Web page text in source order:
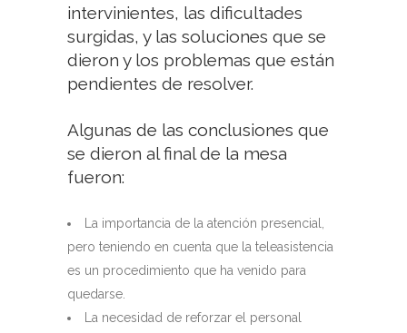
intervinientes, las dificultades
surgidas, y las soluciones que se
dieron y los problemas que están
pendientes de resolver.
Algunas de las conclusiones que
se dieron al final de la mesa
fueron:
La importancia de la atención presencial,
pero teniendo en cuenta que la teleasistencia
es un procedimiento que ha venido para
quedarse.
La necesidad de reforzar el personal